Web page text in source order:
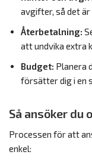
avgifter, så det
Återbetalning:
att undvika extra
Budget: Planera
försätter dig i en
Så ansöker du
Processen för att
enkel: